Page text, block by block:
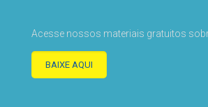
Acesse nossos materiais gratuitos
BAIXE AQUI